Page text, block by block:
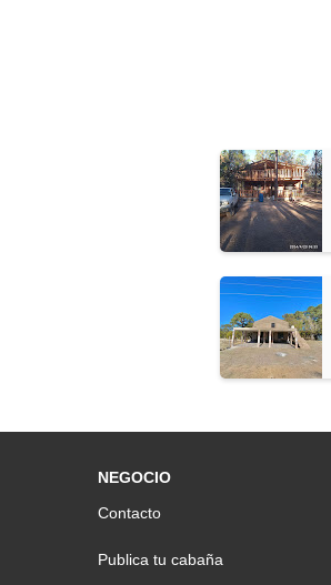
NEGOCIO
Contacto
Publica tu cabaña